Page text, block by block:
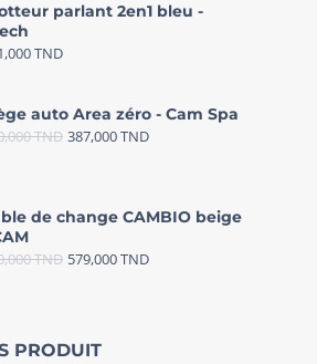
parlant 2en1 bleu -
TND
auto Area zéro - Cam Spa
TND 387,000TND
de change CAMBIO beige
TND 579,000TND
PRODUIT